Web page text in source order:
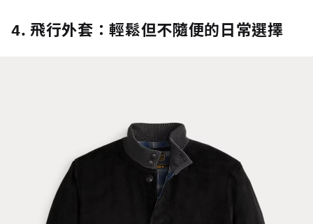
4. 飛行外套：輕鬆但不隨便的日常選擇